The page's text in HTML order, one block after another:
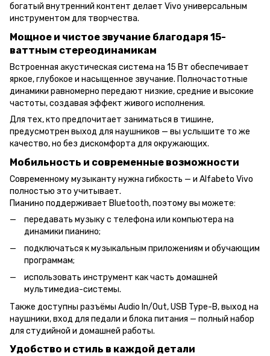
богатый внутренний контент делает Vivo универсальным
инструментом для творчества.
Мощное и чистое звучание благодаря 15-
ваттным стереодинамикам
Встроенная акустическая система на 15 Вт обеспечивает
яркое, глубокое и насыщенное звучание. Полночастотные
динамики равномерно передают низкие, средние и высокие
частоты, создавая эффект живого исполнения.
Для тех, кто предпочитает заниматься в тишине,
предусмотрен выход для наушников — вы услышите то же
качество, но без дискомфорта для окружающих.
Мобильность и современные возможности
Современному музыканту нужна гибкость — и Alfabeto Vivo
полностью это учитывает.
Пианино поддерживает Bluetooth, поэтому вы можете:
передавать музыку с телефона или компьютера на
динамики пианино;
подключаться к музыкальным приложениям и обучающим
программам;
использовать инструмент как часть домашней
мультимедиа-системы.
Также доступны разъёмы Audio In/Out, USB Type-B, выход на
наушники, вход для педали и блока питания — полный набор
для студийной и домашней работы.
Удобство и стиль в каждой детали